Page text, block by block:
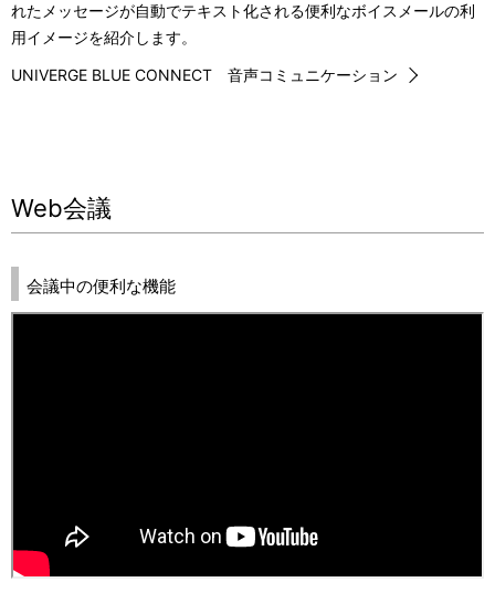
れたメッセージが自動でテキスト化される便利なボイスメールの利
用イメージを紹介します。
UNIVERGE BLUE CONNECT 音声コミュニケーション
Web会議
会議中の便利な機能